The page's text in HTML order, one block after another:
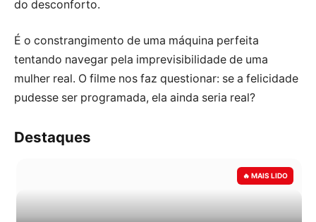
do desconforto.
É o constrangimento de uma máquina perfeita
tentando navegar pela imprevisibilidade de uma
mulher real. O filme nos faz questionar: se a felicidade
pudesse ser programada, ela ainda seria real?
Destaques